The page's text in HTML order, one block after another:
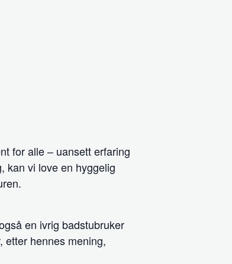
for alle – uansett erfaring
kan vi love en hyggelig
en ivrig badstubruker
etter hennes mening,